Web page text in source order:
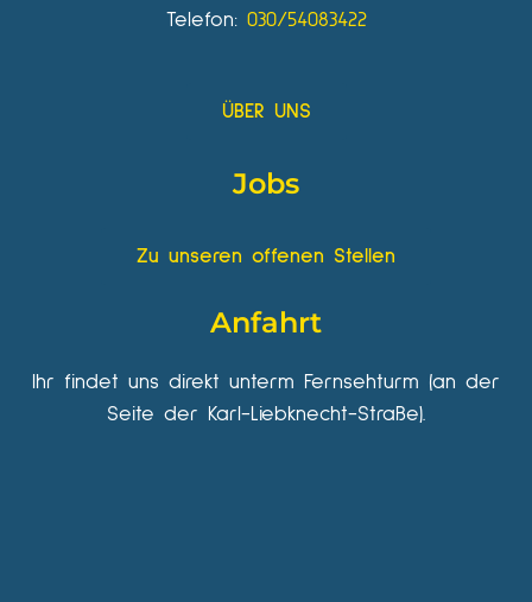
Telefon: 030/54083422
ÜBER UNS
Jobs
Zu unseren offenen Stellen
Anfahrt
Ihr findet uns direkt unterm Fernsehturm (an der
Seite der Karl-Liebknecht-Straße).